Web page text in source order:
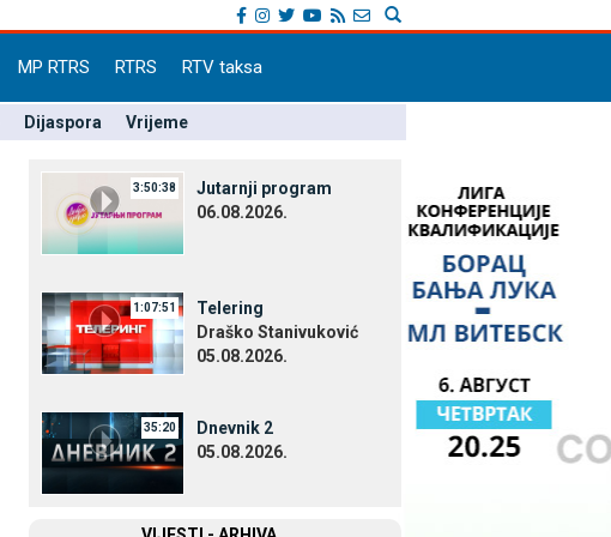
MP RTRS RTRS RTV taksa
Dijaspora Vrijeme
3:50:38
Јutarnji program
06.08.2026.
1:07:51
Telering
Draško Stanivuković
05.08.2026.
35:20
Dnevnik 2
05.08.2026.